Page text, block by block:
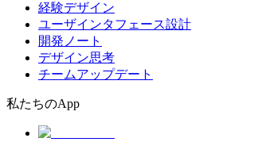
経験デザイン
ユーザインタフェース設計
開発ノート
デザイン思考
チームアップデート
私たちのApp